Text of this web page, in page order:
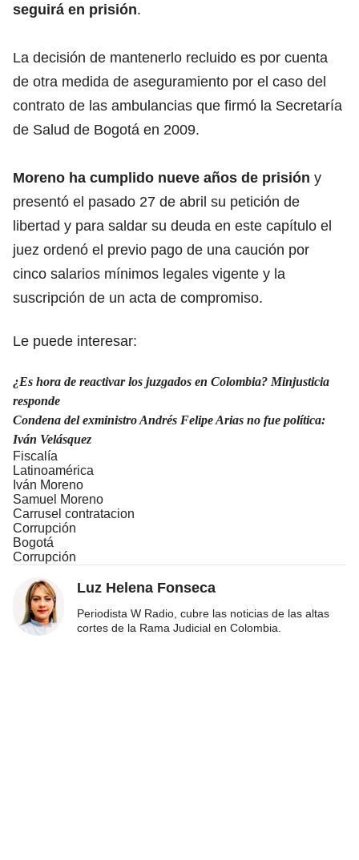
seguirá en prisión.
La decisión de mantenerlo recluido es por cuenta
de otra medida de aseguramiento por el caso del
contrato de las ambulancias que firmó la Secretaría
de Salud de Bogotá en 2009.
Moreno ha cumplido nueve años de prisión y
presentó el pasado 27 de abril su petición de
libertad y para saldar su deuda en este capítulo el
juez ordenó el previo pago de una caución por
cinco salarios mínimos legales vigente y la
suscripción de un acta de compromiso.
Le puede interesar:
¿Es hora de reactivar los juzgados en Colombia? Minjusticia
responde
Condena del exministro Andrés Felipe Arias no fue política:
Iván Velásquez
Fiscalía
Latinoamérica
Iván Moreno
Samuel Moreno
Carrusel contratacion
Corrupción
Bogotá
Corrupción
Luz Helena Fonseca
Periodista W Radio, cubre las noticias de las altas
cortes de la Rama Judicial en Colombia.